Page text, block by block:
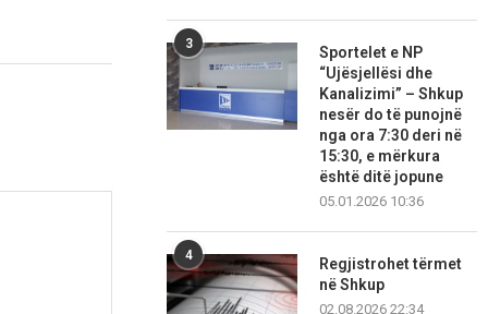
3
Sportelet e NP
“Ujësjellësi dhe
Kanalizimi” – Shkup
nesër do të punojnë
nga ora 7:30 deri në
15:30, e mërkura
është ditë jopune
05.01.2026 10:36
4
Regjistrohet tërmet
në Shkup
02.08.2026 22:34